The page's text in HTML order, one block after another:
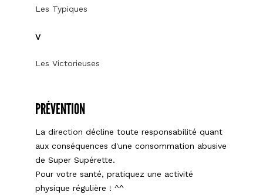
Les Typiques
V
Les Victorieuses
PRÉVENTION
La direction décline toute responsabilité quant
aux conséquences d'une consommation abusive
de Super Supérette.
Pour votre santé, pratiquez une activité
physique régulière ! ^^